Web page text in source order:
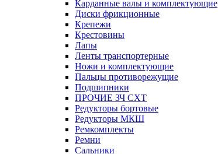
Карданные валы и комплектующие
Диски фрикционные
Крепежи
Крестовины
Лапы
Ленты транспортерные
Ножи и комплектующие
Пальцы противорежущие
Подшипники
ПРОЧИЕ ЗЧ СХТ
Редукторы бортовые
Редукторы МКШ
Ремкомплекты
Ремни
Сальники